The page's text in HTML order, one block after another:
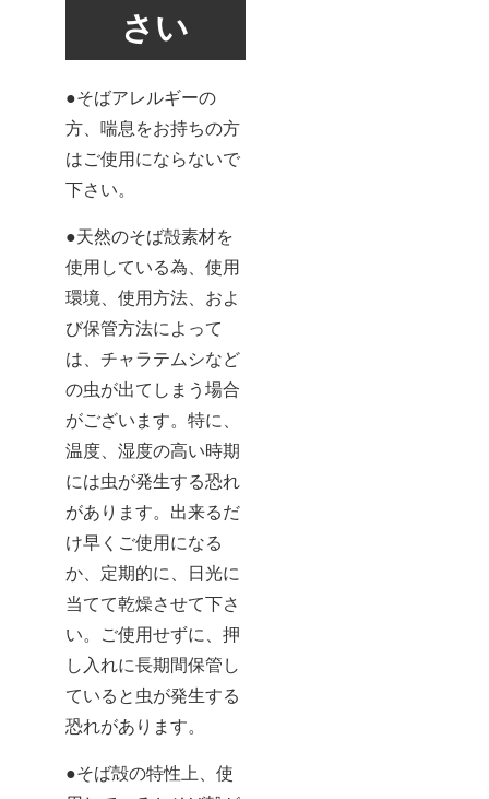
さい
●そばアレルギーの
方、喘息をお持ちの方
はご使用にならないで
下さい。
●天然のそば殻素材を
使用している為、使用
環境、使用方法、およ
び保管方法によって
は、チャラテムシなど
の虫が出てしまう場合
がございます。特に、
温度、湿度の高い時期
には虫が発生する恐れ
があります。出来るだ
け早くご使用になる
か、定期的に、日光に
当てて乾燥させて下さ
い。ご使用せずに、押
し入れに長期間保管し
ていると虫が発生する
恐れがあります。
●そば殻の特性上、使